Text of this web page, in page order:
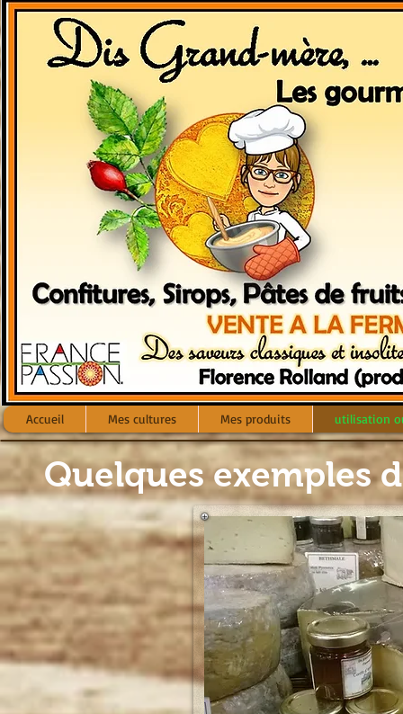
Accueil Mes cultures Mes produits utilisation
Quelques exemples